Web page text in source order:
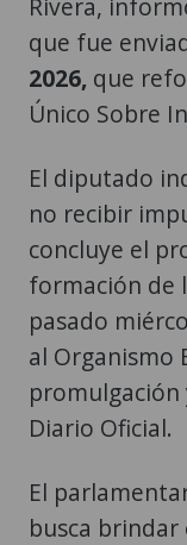
que fue
2026, que
Único Sobre
El diputado
no recibir
concluye el
formación de
pasado
al Organismo
Diario Oficial.
El
busca